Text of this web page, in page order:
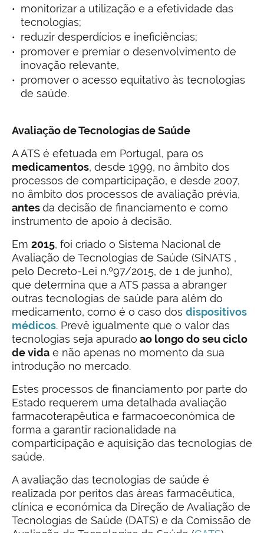
monitorizar a utilização e a efetividade das
tecnologias;
reduzir desperdícios e ineficiências;
promover e premiar o desenvolvimento de
inovação relevante,
promover o acesso equitativo às tecnologias
de saúde.
Avaliação de Tecnologias de Saúde
A ATS é efetuada em Portugal, para os
medicamentos, desde 1999, no âmbito dos
processos de comparticipação, e desde 2007,
no âmbito dos processos de avaliação prévia,
antesda decisão de financiamento e como
instrumento de apoio à decisão.
Em 2015, foi criado o Sistema Nacional de
Avaliação de Tecnologias de Saúde (SiNATS ,
pelo Decreto-Lei n.º97/2015, de 1 de junho),
que determina que a ATS passa a abranger
outras tecnologias de saúde para além do
medicamento, como é o caso dos dispositivos
médicos. Prevê igualmente que o valor das
tecnologias seja apurado ao longo do seu ciclo
de vida e não apenas no momento da sua
introdução no mercado.
Estes processos de financiamento por parte do
Estado requerem uma detalhada avaliação
farmacoterapêutica e farmacoeconómica de
forma a garantir racionalidade na
comparticipação e aquisição das tecnologias de
saúde.
A avaliação das tecnologias de saúde é
realizada por peritos das áreas farmacêutica,
clínica e económica da Direção de Avaliação de
Tecnologias de Saúde (DATS) e da Comissão de